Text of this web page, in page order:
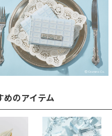
めのアイテム